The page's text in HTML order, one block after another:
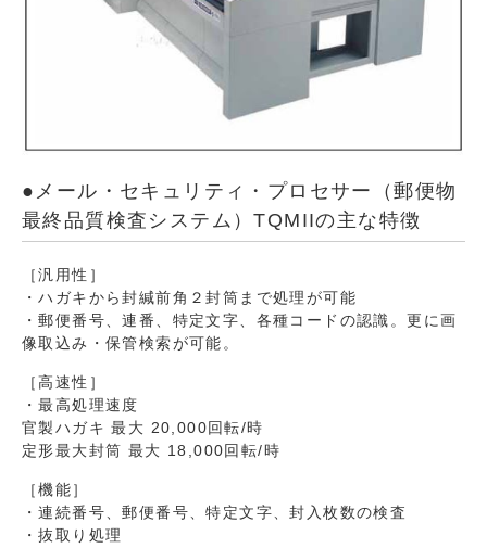
●メール・セキュリティ・プロセサー（郵便物
最終品質検査システム）TQMIIの主な特徴
［汎用性］
・ハガキから封緘前角２封筒まで処理が可能
・郵便番号、連番、特定文字、各種コードの認識。更に画
像取込み・保管検索が可能。
［高速性］
・最高処理速度
官製ハガキ 最大 20,000回転/時
定形最大封筒 最大 18,000回転/時
［機能］
・連続番号、郵便番号、特定文字、封入枚数の検査
・抜取り処理